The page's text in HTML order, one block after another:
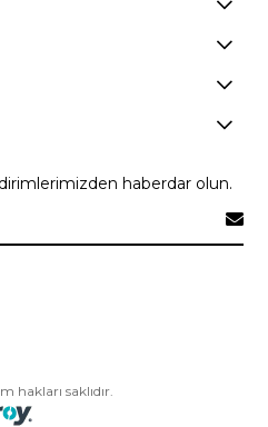
haberdar olun.
saklıdır.